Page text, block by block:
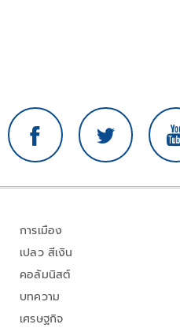
การเมือง
เปลว สีเงิน
คอลัมนิสต์
บทความ
เศรษฐกิจ